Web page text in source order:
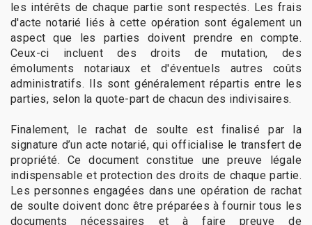
les intérêts de chaque partie sont respectés. Les frais
d'acte notarié liés à cette opération sont également un
aspect que les parties doivent prendre en compte.
Ceux-ci incluent des droits de mutation, des
émoluments notariaux et d'éventuels autres coûts
administratifs. Ils sont généralement répartis entre les
parties, selon la quote-part de chacun des indivisaires.
Finalement, le rachat de soulte est finalisé par la
signature d’un acte notarié, qui officialise le transfert de
propriété. Ce document constitue une preuve légale
indispensable et protection des droits de chaque partie.
Les personnes engagées dans une opération de rachat
de soulte doivent donc être préparées à fournir tous les
documents nécessaires et à faire preuve de